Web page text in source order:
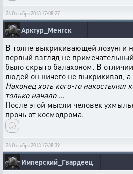
26 Октября 2013 17:08:27
Арктур_Менгск
В толпе выкрикивающей лозунги
первый взгляд не
было скрыто балахоном. В
людей он ничего не выкрикивал,
Наконец хоть кого-то накостылял
только начало ...
После этой мысли человек
прочь от космодрома.
26 Октября 2013 17:38:39
Имперский_Гвардеец